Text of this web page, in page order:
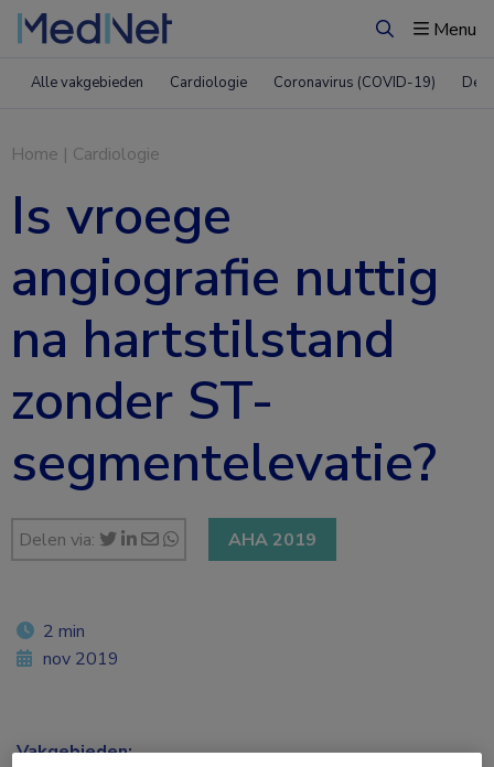
ZoekenMenu
Alle vakgebieden Cardiologie Coronavirus (COVID-19)
Home | Cardiologie
Is vroege
angiografie nuttig
na hartstilstand
zonder ST-
segmentelevatie?
Delen via: AHA 2019
2 min
nov 2019
Vakgebieden: